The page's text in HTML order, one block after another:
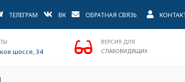
ТЕЛЕГРАМ ВК ОБРАТНАЯ СВЯЗЬ
шоссе, 34
ВЕРСИЯ ДЛЯ
СЛАБОВИДЯЩИХ